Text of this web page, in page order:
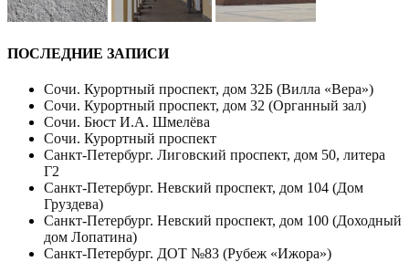
ПОСЛЕДНИЕ ЗАПИСИ
Сочи. Курортный проспект, дом 32Б (Вилла «Вера»)
Сочи. Курортный проспект, дом 32 (Органный зал)
Сочи. Бюст И.А. Шмелёва
Сочи. Курортный проспект
Санкт-Петербург. Лиговский проспект, дом 50, литера
Г2
Санкт-Петербург. Невский проспект, дом 104 (Дом
Груздева)
Санкт-Петербург. Невский проспект, дом 100 (Доходный
дом Лопатина)
Санкт-Петербург. ДОТ №83 (Рубеж «Ижора»)